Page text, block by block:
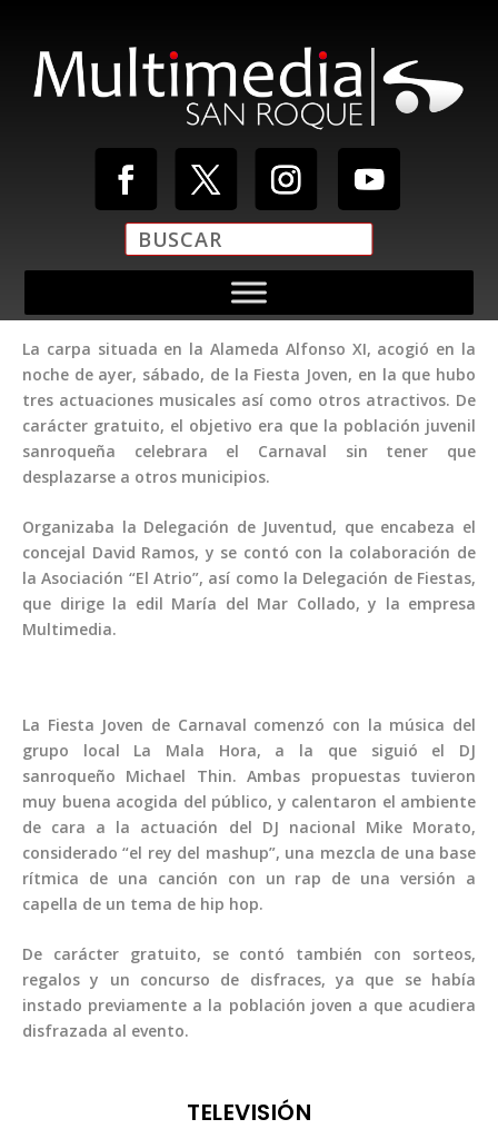
La carpa situada en la Alameda Alfonso XI, acogió en la
noche de ayer, sábado, de la Fiesta Joven, en la que hubo
tres actuaciones musicales así como otros atractivos. De
carácter gratuito, el objetivo era que la población juvenil
sanroqueña celebrara el Carnaval sin tener que
desplazarse a otros municipios.
Organizaba la Delegación de Juventud, que encabeza el
concejal David Ramos, y se contó con la colaboración de
la Asociación “El Atrio”, así como la Delegación de Fiestas,
que dirige la edil María del Mar Collado, y la empresa
Multimedia.
La Fiesta Joven de Carnaval comenzó con la música del
grupo local La Mala Hora, a la que siguió el DJ
sanroqueño Michael Thin. Ambas propuestas tuvieron
muy buena acogida del público, y calentaron el ambiente
de cara a la actuación del DJ nacional Mike Morato,
considerado “el rey del mashup”, una mezcla de una base
rítmica de una canción con un rap de una versión a
capella de un tema de hip hop.
De carácter gratuito, se contó también con sorteos,
regalos y un concurso de disfraces, ya que se había
instado previamente a la población joven a que acudiera
disfrazada al evento.
TELEVISIÓN